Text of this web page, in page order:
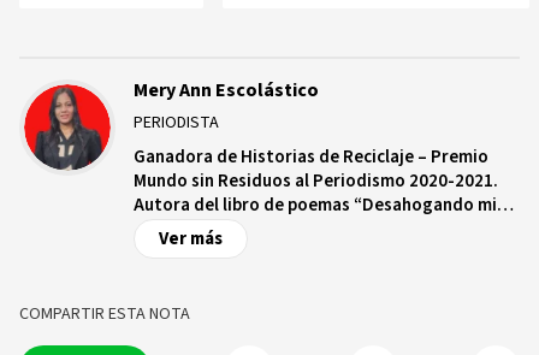
Mery Ann Escolástico
PERIODISTA
Ganadora de Historias de Reciclaje – Premio
Mundo sin Residuos al Periodismo 2020-2021.
Autora del libro de poemas “Desahogando mis
deseos”. Periodista, Fotoperiodista,
Corresponsal de Eventos, Abogada y Docente
Ver más
COMPARTIR ESTA NOTA